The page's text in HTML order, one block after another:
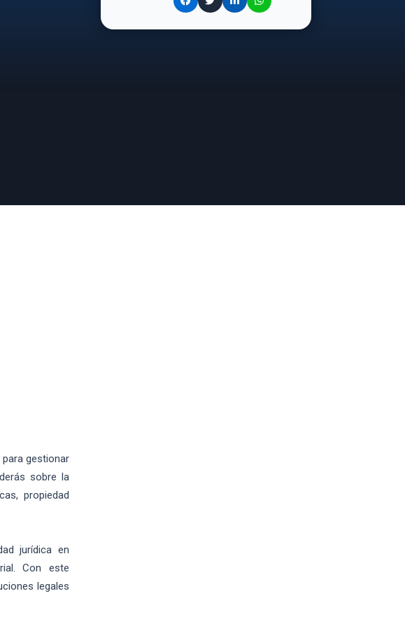
gestionar
sobre la
propiedad
jurídica en
Con este
legales